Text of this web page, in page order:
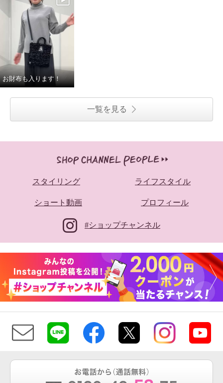
お財布も入ります！
一覧を見る
スタイリング ライフスタイル
ショート動画 プロフィール
#ショップチャンネル